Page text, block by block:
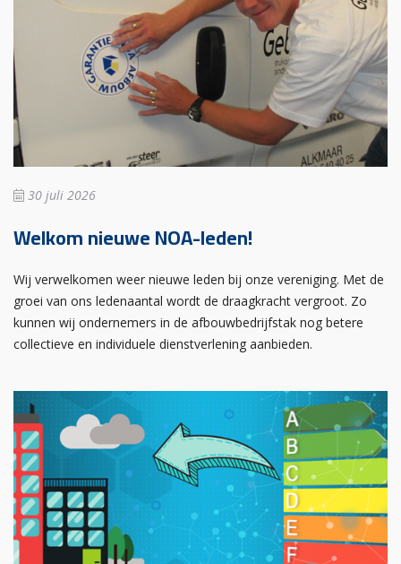
30 juli 2026
Welkom nieuwe NOA-leden!
Wij verwelkomen weer nieuwe leden bij onze vereniging. Met de
groei van ons ledenaantal wordt de draagkracht vergroot. Zo
kunnen wij ondernemers in de afbouwbedrijfstak nog betere
collectieve en individuele dienstverlening aanbieden.